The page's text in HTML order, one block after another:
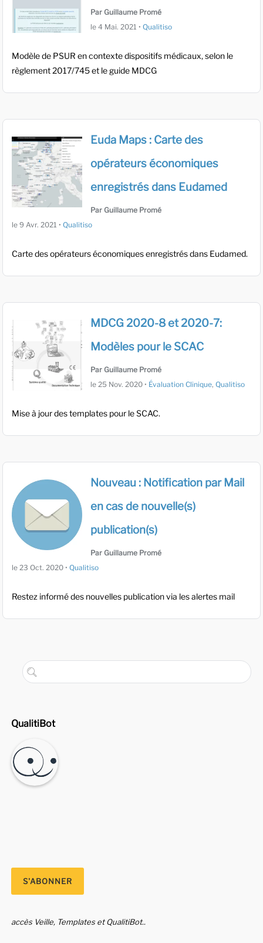
Par Guillaume Promé
le 4 Mai. 2021 •Qualitiso
Modèle de PSUR en contexte dispositifs médicaux, selon le
règlement 2017/745 et le guide MDCG
Euda Maps : Carte des
opérateurs économiques
enregistrés dans Eudamed
Par Guillaume Promé
le 9 Avr. 2021 • Qualitiso
Carte des opérateurs économiques enregistrés dans Eudamed.
MDCG 2020-8 et 2020-7:
Modèles pour le SCAC
Par Guillaume Promé
le 25 Nov. 2020 • Évaluation Clinique,Qualitiso
Mise à jour des templates pour le SCAC.
Nouveau : Notification par Mail
en cas de nouvelle(s)
publication(s)
Par Guillaume Promé
le 23 Oct. 2020 • Qualitiso
Restez informé des nouvelles publication via les alertes mail
QualitiBot
accès Veille, Templates et QualitiBot..